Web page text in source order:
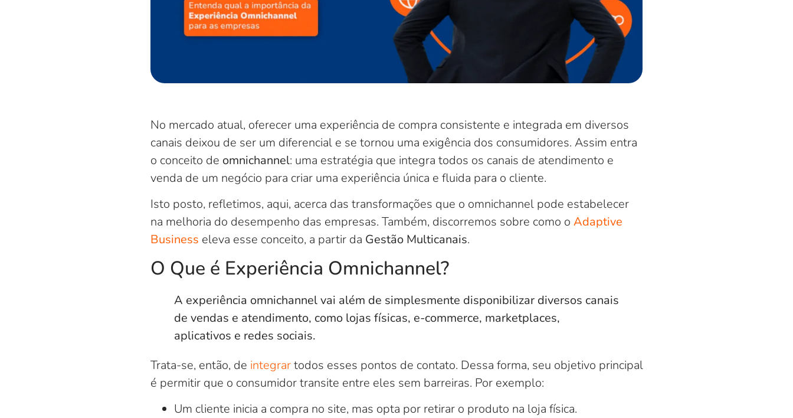
No mercado atual, oferecer uma experiência de compra consistente e integrada em diversos
canais deixou de ser um diferencial e se tornou uma exigência dos consumidores. Assim entra
o conceito de omnichannel: uma estratégia que integra todos os canais de atendimento e
venda de um negócio para criar uma experiência única e fluida para o cliente.
Isto posto, refletimos, aqui, acerca das transformações que o omnichannel pode estabelecer
na melhoria do desempenho das empresas. Também, discorremos sobre como o Adaptive
Business eleva esse conceito, a partir da Gestão Multicanais.
O Que é Experiência Omnichannel?
A experiência omnichannel vai além de simplesmente disponibilizar diversos canais
de vendas e atendimento, como lojas físicas, e-commerce, marketplaces,
aplicativos e redes sociais.
Trata-se, então, de integrartodos esses pontos de contato. Dessa forma, seu objetivo principal
é permitir que o consumidor transite entre eles sem barreiras. Por exemplo:
Um cliente inicia a compra no site, mas opta por retirar o produto na loja física.